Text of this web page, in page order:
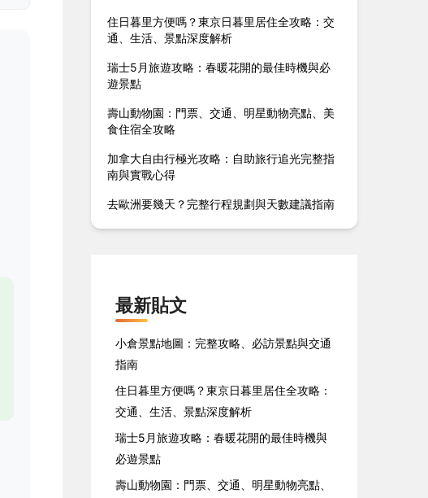
住日暮里方便嗎？東京日暮里居住全攻略：交
通、生活、景點深度解析
瑞士5月旅遊攻略：春暖花開的最佳時機與必
遊景點
壽山動物園：門票、交通、明星動物亮點、美
食住宿全攻略
加拿大自由行極光攻略：自助旅行追光完整指
南與實戰心得
去歐洲要幾天？完整行程規劃與天數建議指南
最新貼文
小倉景點地圖：完整攻略、必訪景點與交通
指南
住日暮里方便嗎？東京日暮里居住全攻略：
交通、生活、景點深度解析
瑞士5月旅遊攻略：春暖花開的最佳時機與
必遊景點
壽山動物園：門票、交通、明星動物亮點、